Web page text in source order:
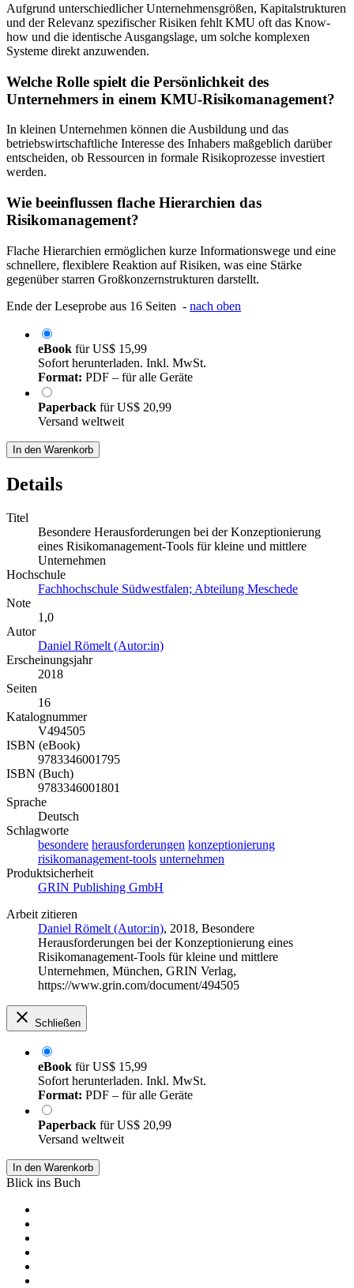
Aufgrund unterschiedlicher Unternehmensgrößen, Kapitalstrukturen
und der Relevanz spezifischer Risiken fehlt KMU oft das Know-
how und die identische Ausgangslage, um solche komplexen
Systeme direkt anzuwenden.
Welche Rolle spielt die Persönlichkeit des
Unternehmers in einem KMU-Risikomanagement?
In kleinen Unternehmen können die Ausbildung und das
betriebswirtschaftliche Interesse des Inhabers maßgeblich darüber
entscheiden, ob Ressourcen in formale Risikoprozesse investiert
werden.
Wie beeinflussen flache Hierarchien das
Risikomanagement?
Flache Hierarchien ermöglichen kurze Informationswege und eine
schnellere, flexiblere Reaktion auf Risiken, was eine Stärke
gegenüber starren Großkonzernstrukturen darstellt.
Ende der Leseprobe aus 16 Seiten - nach oben
eBook fürUS$ 15,99
Sofort herunterladen. Inkl. MwSt.
Format: PDF – für alle Geräte
Paperback fürUS$ 20,99
Versand weltweit
In den Warenkorb
Details
Titel
Besondere Herausforderungen bei der Konzeptionierung
eines Risikomanagement-Tools für kleine und mittlere
Unternehmen
Hochschule
Fachhochschule Südwestfalen; Abteilung Meschede
Note
1,0
Autor
Daniel Römelt (Autor:in)
Erscheinungsjahr
2018
Seiten
16
Katalognummer
V494505
ISBN (eBook)
9783346001795
ISBN (Buch)
9783346001801
Sprache
Deutsch
Schlagworte
besondere herausforderungen konzeptionierung
risikomanagement-tools unternehmen
Produktsicherheit
GRIN Publishing GmbH
Arbeit zitieren
Daniel Römelt (Autor:in), 2018, Besondere
Herausforderungen bei der Konzeptionierung eines
Risikomanagement-Tools für kleine und mittlere
Unternehmen, München, GRIN Verlag,
https://www.grin.com/document/494505
Schließen
eBook fürUS$ 15,99
Sofort herunterladen. Inkl. MwSt.
Format: PDF – für alle Geräte
Paperback fürUS$ 20,99
Versand weltweit
In den Warenkorb
Blick ins Buch